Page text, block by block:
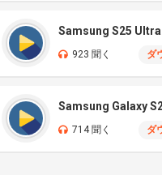
923 聞く ダ
714 聞く ダ